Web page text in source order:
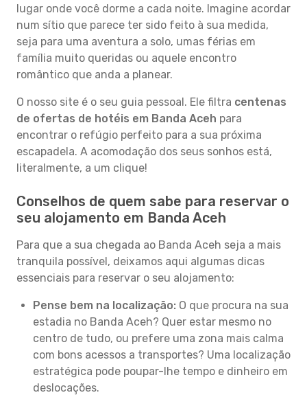
lugar onde você dorme a cada noite. Imagine acordar
num sítio que parece ter sido feito à sua medida,
seja para uma aventura a solo, umas férias em
família muito queridas ou aquele encontro
romântico que anda a planear.
O nosso site é o seu guia pessoal. Ele filtra centenas
de ofertas de hotéis em Banda Aceh para
encontrar o refúgio perfeito para a sua próxima
escapadela. A acomodação dos seus sonhos está,
literalmente, a um clique!
Conselhos de quem sabe para reservar o
seu alojamento em Banda Aceh
Para que a sua chegada ao Banda Aceh seja a mais
tranquila possível, deixamos aqui algumas dicas
essenciais para reservar o seu alojamento:
Pense bem na localização: O que procura na sua
estadia no Banda Aceh? Quer estar mesmo no
centro de tudo, ou prefere uma zona mais calma
com bons acessos a transportes? Uma localização
estratégica pode poupar-lhe tempo e dinheiro em
deslocações.